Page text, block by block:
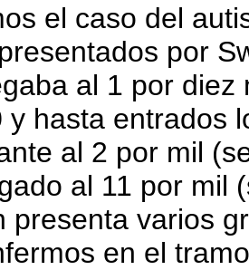
el caso del
por
al 1 por
y hasta entrados
al 2 por mil
al 11 por mil
presenta varios
en el